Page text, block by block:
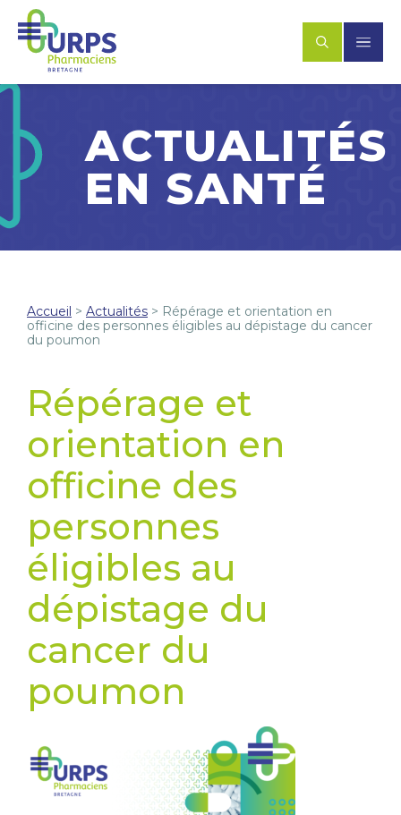
ACTUALITÉS
EN SANTÉ
Accueil > Actualités > Répérage et orientation en
officine des personnes éligibles au dépistage du cancer
du poumon
Répérage et
orientation en
officine des
personnes
éligibles au
dépistage du
cancer du
poumon